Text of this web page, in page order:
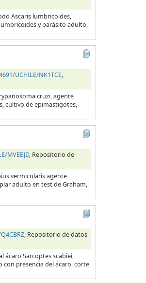
Ascaris lumbricoides,
y parásito adulto,
UCHILE/NK1TCE,
cruzi, agente
cultivo de epimastigotes,
MVEEJD, Repositorio de
vermicularis agente
adulto en test de Graham,
, Repositorio de datos
ácaro Sarcoptes scabiei,
presencia del ácaro, corte